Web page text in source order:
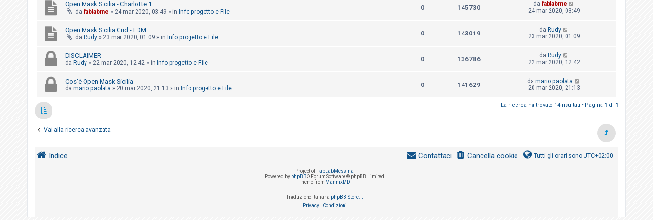
Open Mask Sicilia - Charlotte 1
da fablabme » 24 mar 2020, 03:49 » in Info progetto e File
0 145730 da fablabme
24 mar 2020, 03:49
Open Mask Sicilia Grid - FDM
da Rudy » 23 mar 2020, 01:09 » in Info progetto e File
0 143019 da Rudy
23 mar 2020, 01:09
DISCLAIMER
da Rudy » 22 mar 2020, 12:42 » in Info progetto e File 0 136786 da Rudy
22 mar 2020, 12:42
Cos'è Open Mask Sicilia
da mario.paolata » 20 mar 2020, 21:13 » in Info progetto e File 0 141629 damario.paolata
20 mar 2020, 21:13
La ricerca ha trovato 14 risultati • Pagina 1 di 1
Vai alla ricerca avanzata
Indice Tutti gli orari sono UTC+02:00
Cancella cookie
Contattaci
Project of FabLabMessina
Powered by phpBB® Forum Software © phpBB Limited
Theme from MannixMD
Traduzione Italiana phpBB-Store.it
Privacy| Condizioni